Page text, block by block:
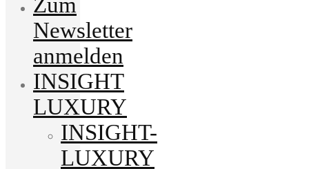
Newsletter
anmelden
INSIGHT
LUXURY
INSIGHT-
LUXURY